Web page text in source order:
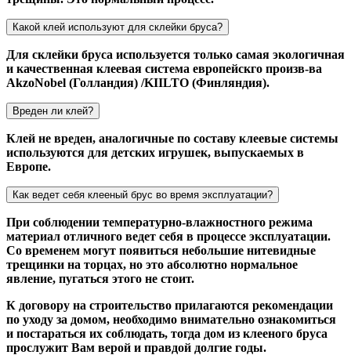
Какой клей используют для склейки бруса?
Для склейки бруса используется только самая экологичная
и качественная клеевая система европейскго произв-ва
AkzoNobel (Голландия) /KIILTO (Финляндия).
Вреден ли клей?
Клей не вреден, аналогичные по составу клеевые системы
используются для детских игрушек, выпускаемых в
Европе.
Как ведет себя клееный брус во время эксплуатации?
При соблюдении температурно-влажностного режима
материал отличного ведет себя в процессе эксплуатации.
Со временем могут появиться небольшие нитевидные
трещинки на торцах, но это абсолютно нормальное
явление, пугаться этого не стоит.
К договору на строительство прилагаются рекомендации
по уходу за домом, необходимо внимательно ознакомиться
и постараться их соблюдать, тогда дом из клееного бруса
прослужит Вам верой и правдой долгие годы.